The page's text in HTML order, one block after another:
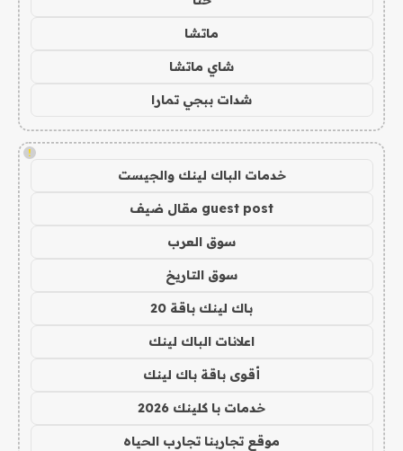
ماتشا
شاي ماتشا
شدات ببجي تمارا
!
خدمات الباك لينك والجيست
guest post مقال ضيف
سوق العرب
سوق التاريخ
باك لينك باقة 20
اعلانات الباك لينك
أقوى باقة باك لينك
خدمات با كلينك 2026
موقع تجاربنا تجارب الحياه